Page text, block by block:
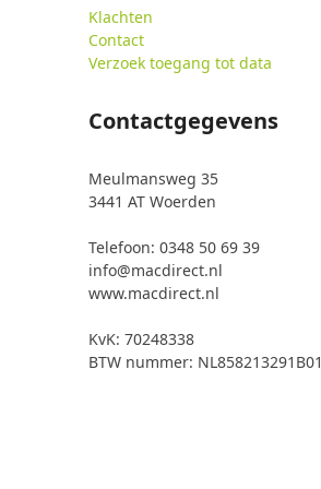
Klachten
Contact
Verzoek toegang tot data
Contactgegevens
Meulmansweg 35
3441 AT Woerden
Telefoon: 0348 50 69 39
info@macdirect.nl
www.macdirect.nl
KvK: 70248338
BTW nummer: NL858213291B01